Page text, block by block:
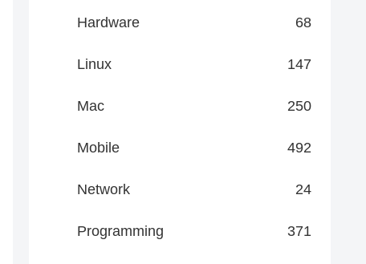
Hardware 68
Linux 147
Mac 250
Mobile 492
Network 24
Programming 371